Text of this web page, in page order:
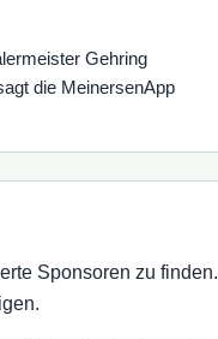
Gehring
die MeinersenApp
Sponsoren zu finden.